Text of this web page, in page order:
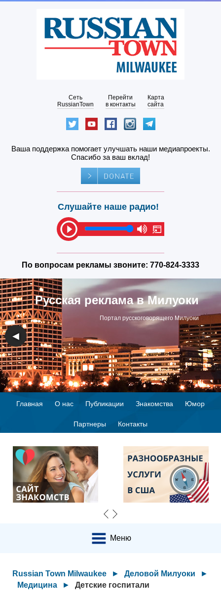
Сеть
RussianTown
Перейти
в контакты
Карта
сайта
Ваша поддержка помогает улучшать наши медиапроекты.
Спасибо за ваш вклад!
Слушайте наше радио!
По вопросам рекламы звоните: 770-824-3333
Русская реклама в Милуоки
Портал русскоговорящего Милуоки
◀ ▶
Главная О нас Публикации Знакомства Юмор
Партнеры Контакты
Меню
Russian Town Milwaukee ► Деловой Милуоки
►
Медицина
► Детские госпитали